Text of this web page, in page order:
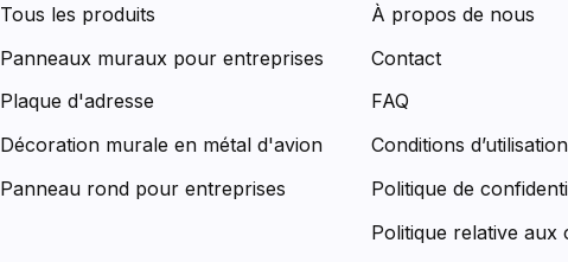
Tous les produits
Panneaux muraux pour entreprises
Plaque d'adresse
Décoration murale en métal d'avion
Panneau rond pour entreprises
À propos de nous
Contact
FAQ
Conditions d’utilisation
Politique de
Politique relative aux